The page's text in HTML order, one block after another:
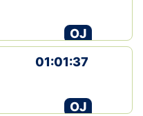
OJ
01:01:37
OJ